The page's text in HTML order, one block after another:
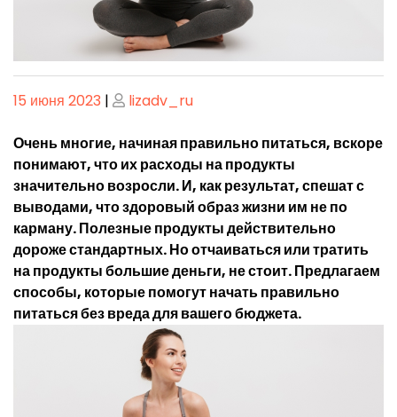
Опубликовано
15 июня 2023 | Опубликовано
lizadv_ru
Очень многие, начиная правильно питаться, вскоре
понимают, что их расходы на продукты
значительно возросли. И, как результат, спешат с
выводами, что здоровый образ жизни им не по
карману. Полезные продукты действительно
дороже стандартных. Но отчаиваться или тратить
на продукты большие деньги, не стоит. Предлагаем
способы, которые помогут начать правильно
питаться без вреда для вашего бюджета.